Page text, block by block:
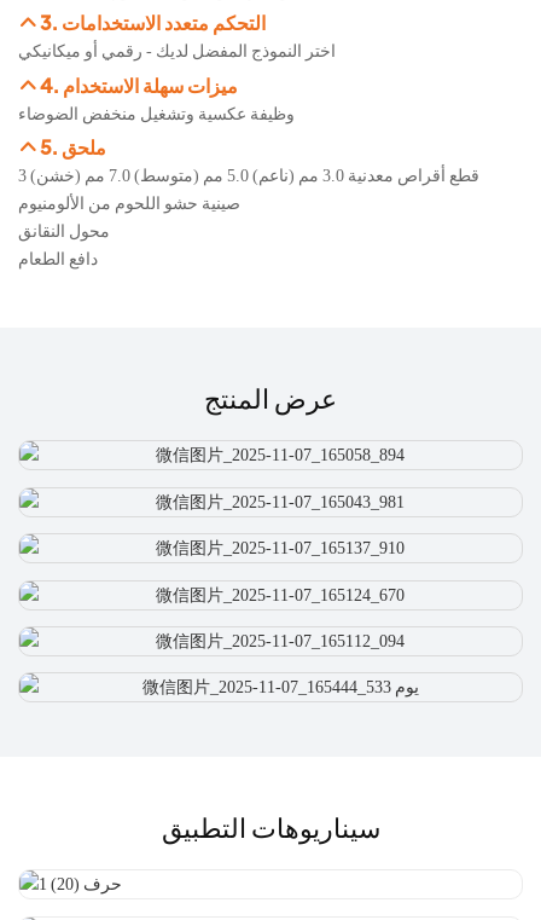
3. التحكم متعدد الاستخدامات
اختر النموذج المفضل لديك - رقمي أو ميكانيكي
4. ميزات سهلة الاستخدام
وظيفة عكسية وتشغيل منخفض الضوضاء
5. ملحق
3 قطع أقراص معدنية 3.0 مم (ناعم) 5.0 مم (متوسط) 7.0 مم (خشن)
صينية حشو اللحوم من الألومنيوم
محول النقانق
دافع الطعام
عرض المنتج
سيناريوهات التطبيق